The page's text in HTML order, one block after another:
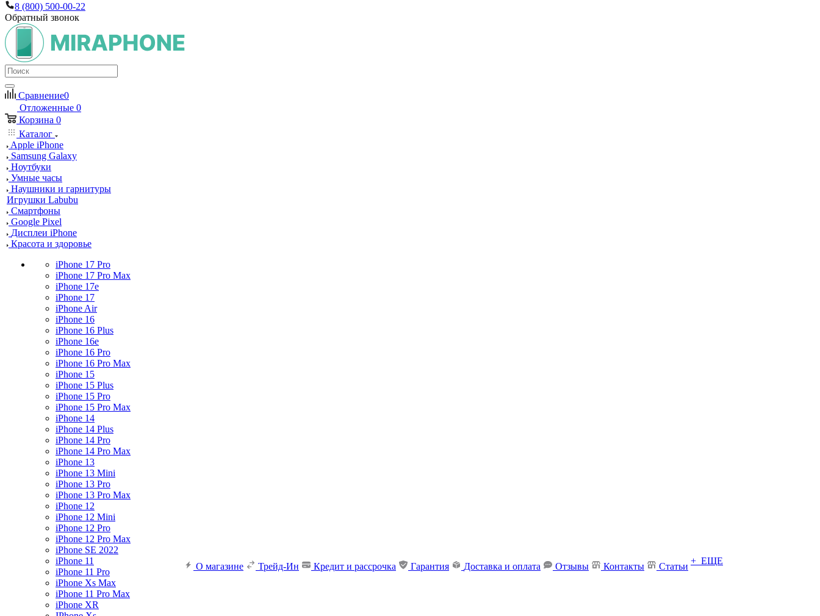
8 (800) 500-00-22
Обратный звонок
Сравнение0
Отложенные 0
Корзина 0
Каталог
Apple iPhone
Samsung Galaxy
Ноутбуки
Умные часы
Наушники и гарнитуры
Игрушки Labubu
Смартфоны
Google Pixel
Дисплеи iPhone
Красота и здоровье
iPhone 17 Pro
iPhone 17 Pro Max
iPhone 17e
iPhone 17
iPhone Air
iPhone 16
iPhone 16 Plus
iPhone 16e
iPhone 16 Pro
iPhone 16 Pro Max
iPhone 15
iPhone 15 Plus
iPhone 15 Pro
iPhone 15 Pro Max
iPhone 14
iPhone 14 Plus
iPhone 14 Pro
iPhone 14 Pro Max
iPhone 13
iPhone 13 Mini
iPhone 13 Pro
iPhone 13 Pro Max
iPhone 12
iPhone 12 Mini
iPhone 12 Pro
iPhone 12 Pro Max
iPhone SE 2022
iPhone 11
iPhone 11 Pro
iPhone Xs Max
iPhone 11 Pro Max
iPhone XR
О магазине Трейд-Ин Кредит и рассрочка Гарантия Доставка и оплата Отзывы Контакты Статьи
+ ЕЩЕ